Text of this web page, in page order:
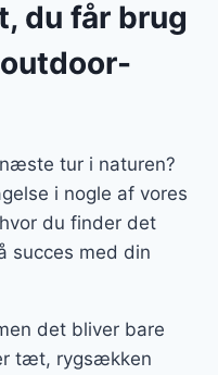
du får brug
tur i naturen?
i nogle af vores
du finder det
succes med din
det bliver bare
tæt, rygsækken